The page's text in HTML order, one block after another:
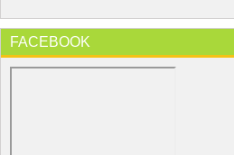
FACEBOOK